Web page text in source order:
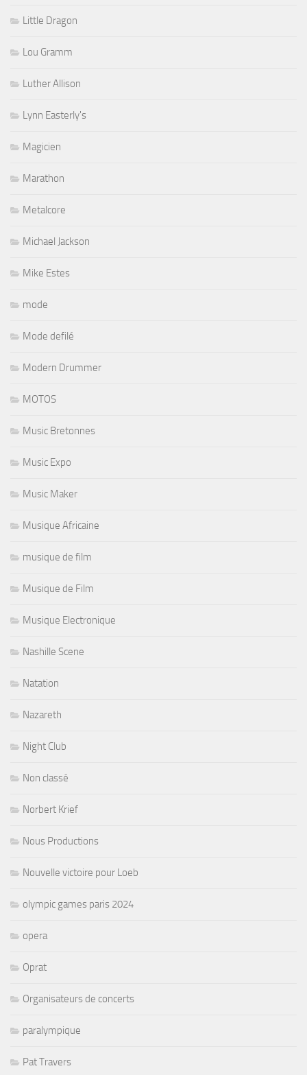
Little Dragon
Lou Gramm
Luther Allison
Lynn Easterly's
Magicien
Marathon
Metalcore
Michael Jackson
Mike Estes
mode
Mode defilé
Modern Drummer
MOTOS
Music Bretonnes
Music Expo
Music Maker
Musique Africaine
musique de film
Musique de Film
Musique Electronique
Nashille Scene
Natation
Nazareth
Night Club
Non classé
Norbert Krief
Nous Productions
Nouvelle victoire pour Loeb
olympic games paris 2024
opera
Oprat
Organisateurs de concerts
paralympique
Pat Travers